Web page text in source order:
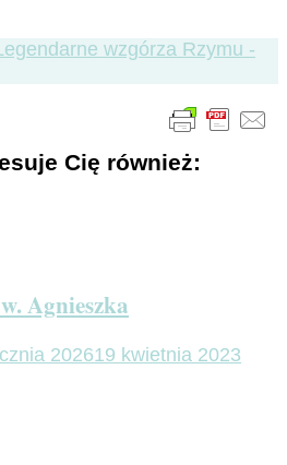
wzgórza Rzymu -
Cię również:
Agnieszka
202619 kwietnia 2023